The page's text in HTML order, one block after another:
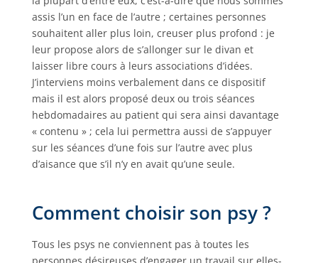
assis l’un en face de l’autre ; certaines personnes
souhaitent aller plus loin, creuser plus profond : je
leur propose alors de s’allonger sur le divan et
laisser libre cours à leurs associations d’idées.
J’interviens moins verbalement dans ce dispositif
mais il est alors proposé deux ou trois séances
hebdomadaires au patient qui sera ainsi davantage
« contenu » ; cela lui permettra aussi de s’appuyer
sur les séances d’une fois sur l’autre avec plus
d’aisance que s’il n’y en avait qu’une seule.
Comment choisir son psy ?
Tous les psys ne conviennent pas à toutes les